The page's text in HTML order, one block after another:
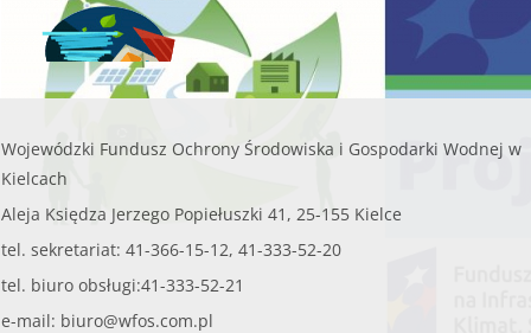
Wojewódzki Fundusz Ochrony Środowiska i Gospodarki Wodnej w
Kielcach
Aleja Księdza Jerzego Popiełuszki 41, 25-155 Kielce
tel. sekretariat: 41-366-15-12, 41-333-52-20
tel. biuro obsługi:41-333-52-21
e-mail: biuro@wfos.com.pl